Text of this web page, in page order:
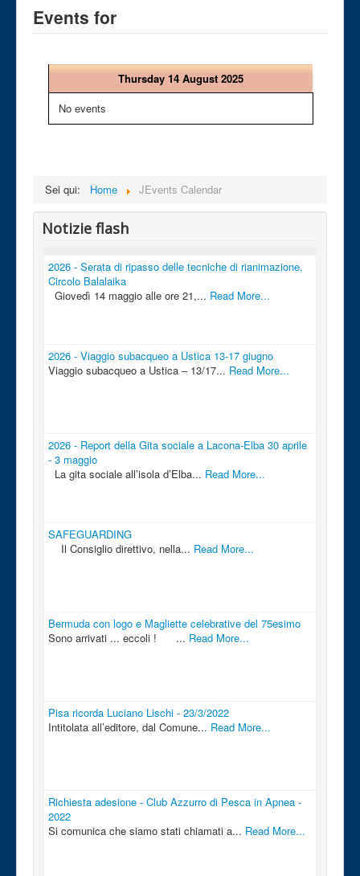
Events for
Thursday 14 August 2025
No events
Sei qui: Home JEvents Calendar
Notizie flash
2026 - Serata di ripasso delle tecniche di rianimazione,
Circolo Balalaika
Giovedì 14 maggio alle ore 21,... Read More...
2026 - Viaggio subacqueo a Ustica 13-17 giugno
Viaggio subacqueo a Ustica – 13/17... Read More...
2026 - Report della Gita sociale a Lacona-Elba 30 aprile
- 3 maggio
La gita sociale all’isola d’Elba... Read More...
SAFEGUARDING
Il Consiglio direttivo, nella... Read More...
Bermuda con logo e Magliette celebrative del 75esimo
Sono arrivati ... eccoli ! ... Read More...
Pisa ricorda Luciano Lischi - 23/3/2022
Intitolata all’editore, dal Comune... Read More...
Richiesta adesione - Club Azzurro di Pesca in Apnea -
2022
Si comunica che siamo stati chiamati a... Read More...